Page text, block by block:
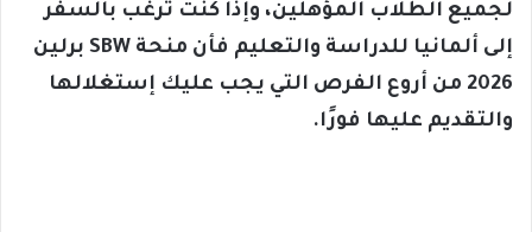
لجميع الطلاب المؤهلين، وإذا كنت ترغب بالسفر
إلى ألمانيا للدراسة والتعليم فأن منحة SBW برلين
2026 من أروع الفرص التي يجب عليك إستغلالها
والتقديم عليها فورًا.